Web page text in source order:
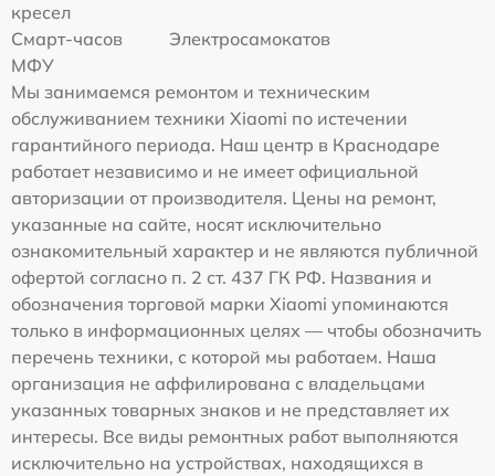
кресел
Смарт-часов
Электросамокатов
МФУ
Мы занимаемся ремонтом и техническим
обслуживанием техники Xiaomi по истечении
гарантийного периода. Наш центр в Краснодаре
работает независимо и не имеет официальной
авторизации от производителя. Цены на ремонт,
указанные на сайте, носят исключительно
ознакомительный характер и не являются публичной
офертой согласно п. 2 ст. 437 ГК РФ. Названия и
обозначения торговой марки Xiaomi упоминаются
только в информационных целях — чтобы обозначить
перечень техники, с которой мы работаем. Наша
организация не аффилирована с владельцами
указанных товарных знаков и не представляет их
интересы. Все виды ремонтных работ выполняются
исключительно на устройствах, находящихся в